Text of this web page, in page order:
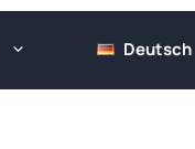
Deutsch